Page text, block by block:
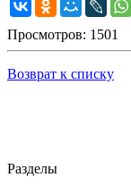
Просмотров: 1501
Возврат к списку
Разделы